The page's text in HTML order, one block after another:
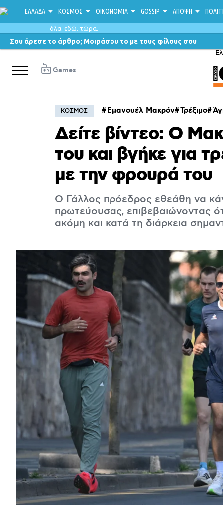
ΕΛΛΑΔΑ ΚΟΣΜΟΣ ΟΙΚΟΝΟΜΙΑ GOSSIP ΑΠΟΨΗ
όλα. εδώ. τώρα.
Σου άρεσε το άρθρο; Μοιράσου το με τους φίλους σου